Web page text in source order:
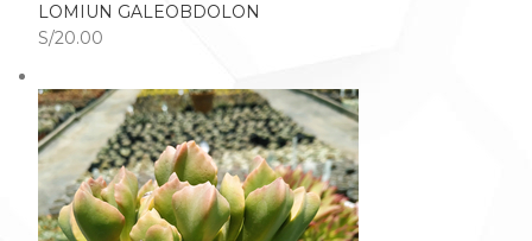
LOMIUN GALEOBDOLON
S/20.00